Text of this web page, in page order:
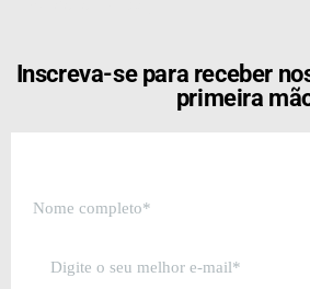
Inscreva-se para receber
primeira